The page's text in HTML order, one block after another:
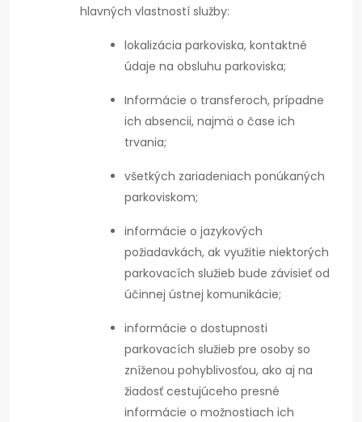
hlavných vlastností služby:
lokalizácia parkoviska, kontaktné
údaje na obsluhu parkoviska;
Informácie o transferoch, prípadne
ich absencii, najmä o čase ich
trvania;
všetkých zariadeniach ponúkaných
parkoviskom;
informácie o jazykových
požiadavkách, ak využitie niektorých
parkovacích služieb bude závisieť od
účinnej ústnej komunikácie;
informácie o dostupnosti
parkovacích služieb pre osoby so
zníženou pohyblivosťou, ako aj na
žiadosť cestujúceho presné
informácie o možnostiach ich